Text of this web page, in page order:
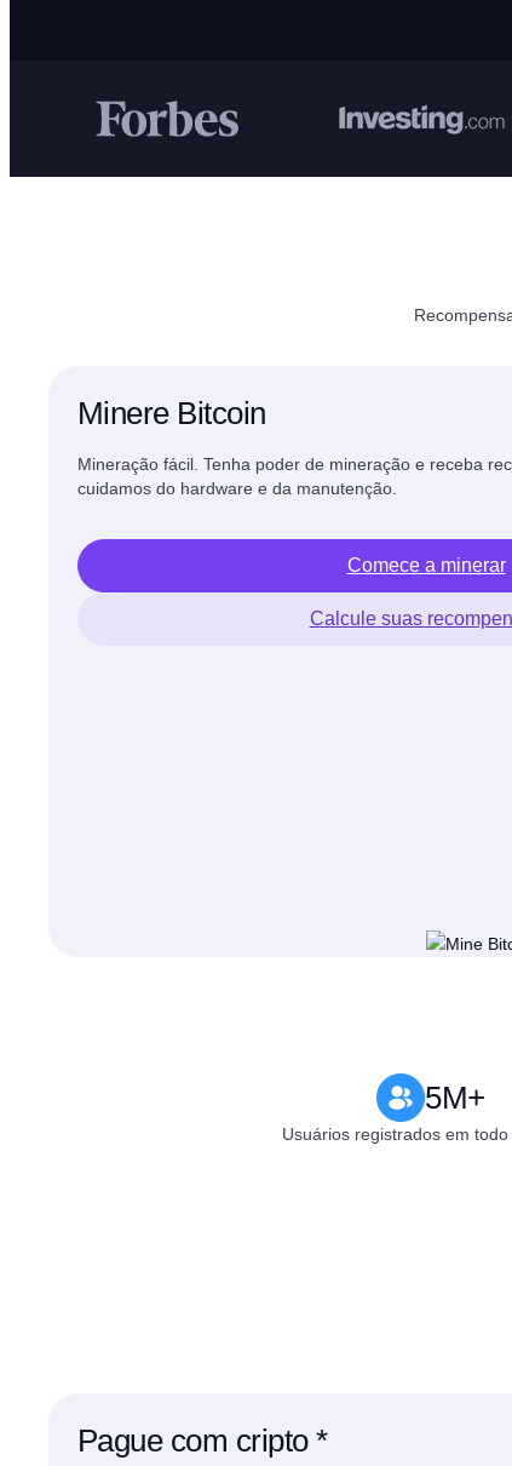
Minere Bitcoin
Mineração fácil. Tenha poder de mineração e receba
cuidamos do hardware e da manutenção.
Comece a minerar
Calcule suas
5M+
Usuários registrados em
Pague com cripto *